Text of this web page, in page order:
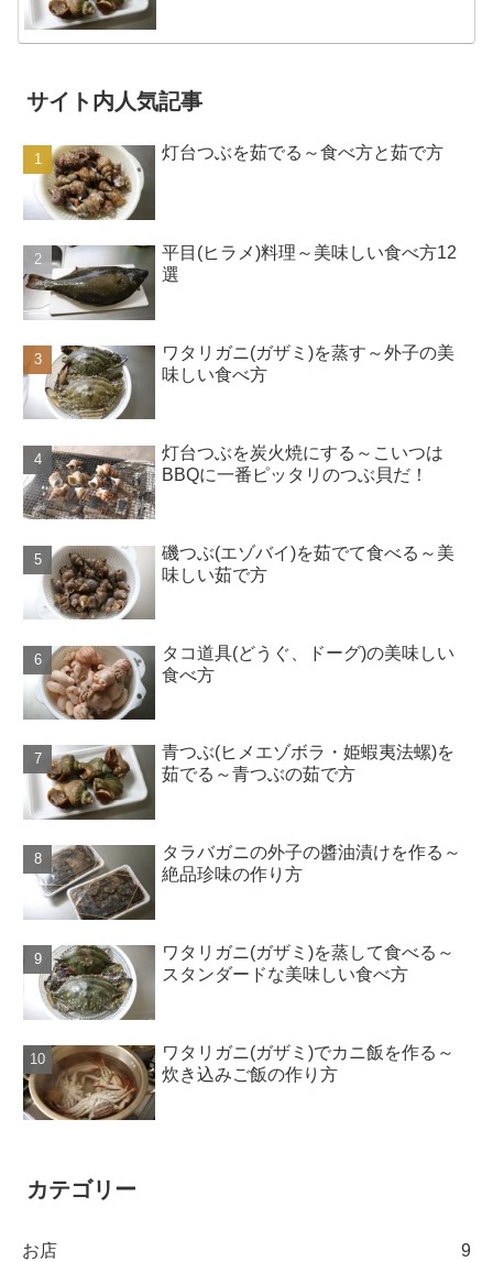
サイト内人気記事
灯台つぶを茹でる～食べ方と茹で方
平目(ヒラメ)料理～美味しい食べ方12
選
ワタリガニ(ガザミ)を蒸す～外子の美
味しい食べ方
灯台つぶを炭火焼にする～こいつは
BBQに一番ピッタリのつぶ貝だ！
磯つぶ(エゾバイ)を茹でて食べる～美
味しい茹で方
タコ道具(どうぐ、ドーグ)の美味しい
食べ方
青つぶ(ヒメエゾボラ・姫蝦夷法螺)を
茹でる～青つぶの茹で方
タラバガニの外子の醬油漬けを作る～
絶品珍味の作り方
ワタリガニ(ガザミ)を蒸して食べる～
スタンダードな美味しい食べ方
ワタリガニ(ガザミ)でカニ飯を作る～
炊き込みご飯の作り方
カテゴリー
お店 9